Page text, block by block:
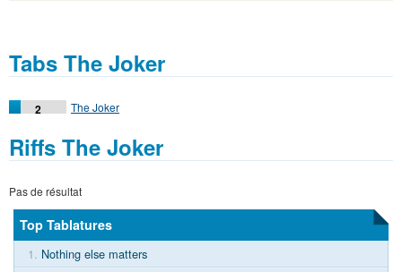
Tabs The Joker
2 The Joker
Riffs The Joker
Pas de résultat
Top Tablatures
1. Nothing else matters